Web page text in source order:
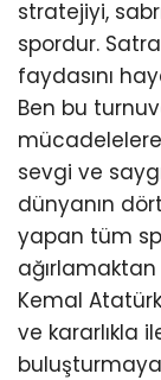
stratejiyi,
spordur.
faydasını
Ben bu
sevgi ve
dünyanın
yapan tüm
Kemal
ve kararlıkla
buluşturmaya